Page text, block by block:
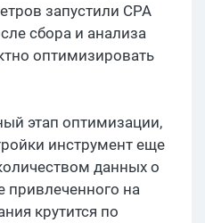
запустили CPA
сбора и анализа
оптимизировать
этап оптимизации,
инструмент еще
данных о
привлеченного на
крутится по